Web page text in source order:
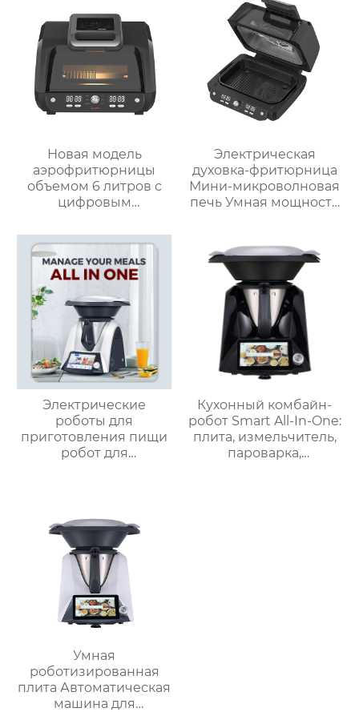
кухонный комбайн
Новая модель
аэрофритюрницы
объемом 6 литров с
цифровым
предустановленными
функциями Духовка
Электрическая
интеллектуальная
воздушная
фритюрница
Хрустящий Готовит
без масла
Электрическая
духовка-фритюрница
Мини-микроволновая
печь Умная мощность
серебристого цвета с
цифровым ЖК-
дисплеем объемом 6
литров двойной
Электрические
роботы для
приготовления пищи
робот для
супница кухонный
комбайн кухонная
техника Термомиксер
Кухонный комбайн-
робот Smart All-In-One:
плита, измельчитель,
пароварка,
Умная
роботизированная
плита Автоматическая
машина для